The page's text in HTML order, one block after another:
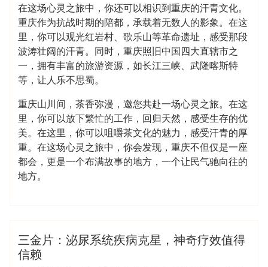
在这场心灵之旅中，你还可以相识到重庆的汗青文化。
重庆作为抗战时期的陪都，承载着无数人的影象。在这
里，你可以观光红岩村、歌乐山等革命遗址，感受那段
波涛壮阔的汗青。同时，重庆照旧中国四大直辖市之
一，拥有丰富的旅游资源，如长江三峡、武隆喀斯特
等，让人乐不思蜀。
重庆山川间，茶香弥漫，邀您共赴一场心灵之旅。在这
里，你可以放下繁忙的工作，回归天然，感受生存的优
美。在这里，你可以咀嚼茶文化的魅力，感受汗青的厚
重。在这场心灵之旅中，你会发现，重庆不但仅是一座
都会，更是一个布满故事的地方，一个让民气驰向往的
地方。
各区新茶工作室
三金片：泌尿系统疾病克星，神奇疗效值得
信赖